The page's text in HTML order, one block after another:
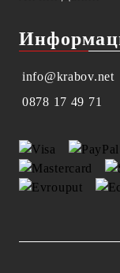
info@krabov.net
0878 17 49 71